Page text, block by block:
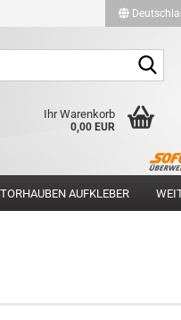
Ihr Warenkorb
0,00 EUR
AUFKLEBER